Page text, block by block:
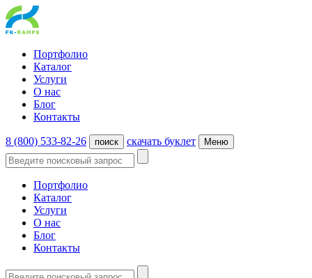
Портфолио
Каталог
Услуги
О нас
Блог
Контакты
8 (800) 533-82-26 поиск cкачать буклет Меню
Портфолио
Каталог
Услуги
О нас
Блог
Контакты